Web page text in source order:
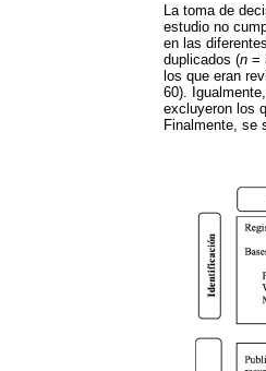
La toma de
estudio no
en las
duplicados (n =
los que eran
60).
excluyeron los
Finalmente, se